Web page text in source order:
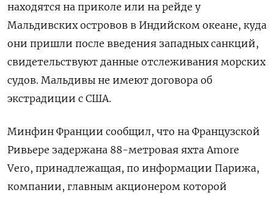
находятся на приколе или на рейде у
Мальдивских островов в Индийском океане, куда
они пришли после введения западных санкций,
свидетельствуют данные отслеживания морских
судов. Мальдивы не имеют договора об
экстрадиции с США.
Минфин Франции сообщил, что на Французской
Ривьере задержана 88-метровая яхта Amore
Vero, принадлежащая, по информации Парижа,
компании, главным акционером которой